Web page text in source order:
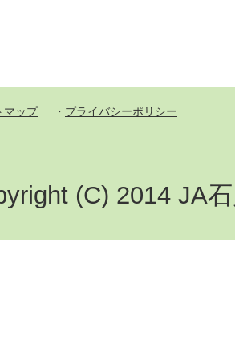
マップ ・ プライバシーポリシー
(C) 2014 JA